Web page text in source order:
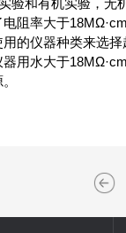
验和有机实验，
电阻率大于
的仪器种类来选
器用水大于